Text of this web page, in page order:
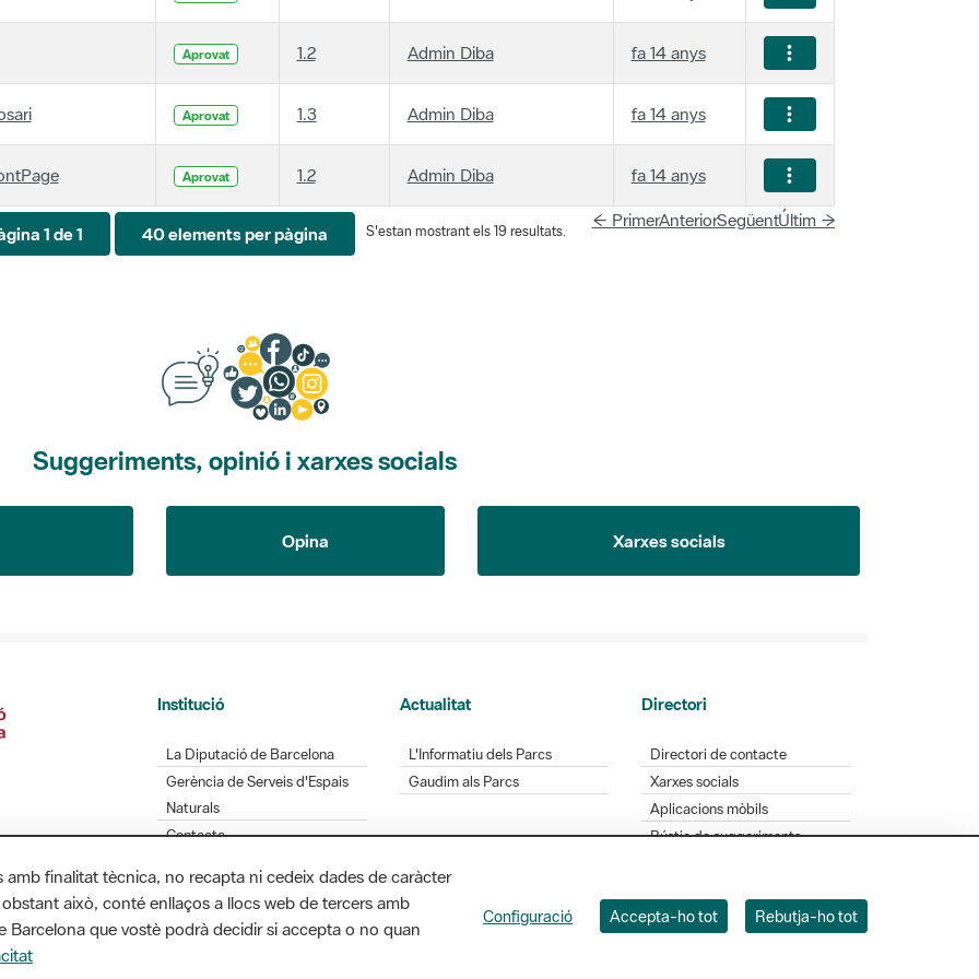
1.2 Admin Diba fa 14 anys
Aprovat 1.3 Admin Diba fa 14 anys
1.2 Admin Diba fa 14 anys
1 de 1 40 elements per pàgina S'estan mostrant els 19 resultats.
SegüentÚltim →
Gerència de Serveis d'Espais
Naturals
Contacte
Gaudim als Parcs
Xarxes socials
Aplicacions mòbils
Bústia de suggeriments
Opineu sobre els parcs
Diputació de Barcelona. Edifici Llacuna, 1a planta. Badajoz, 49. 08005 Barcelona. Tel. 934 022 428
/ xarxaparcs@diba.cat
finalitat tècnica, no recapta ni cedeix dades de caràcter
això, conté enllaços a llocs web de tercers amb
Barcelona que vostè podrà decidir si accepta o no quan
Configuració Accepta-ho tot Rebutja-ho tot